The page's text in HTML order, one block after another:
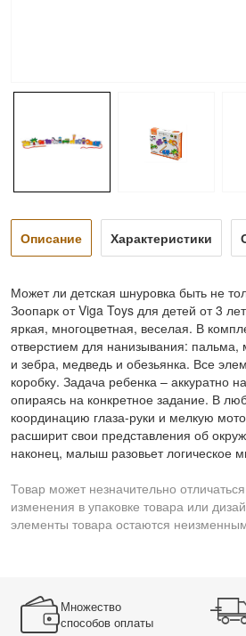
Описание Характеристики
Может ли детская шнуровка быть не
Зоопарк от Viga Toys для детей от 3
яркая, многоцветная, веселая. В
отверстием для нанизывания:
и зебра, медведь и обезьянка. Все
коробку. Задача ребенка – аккуратно
опираясь на конкретное задание. В
координацию глаза-руки и мелкую
расширит свои представления об
наконец, малыш разовьет логическое
Товар может незначительно
изменения в упаковке товара или
элементы товара остаются
Множество
способов оплаты